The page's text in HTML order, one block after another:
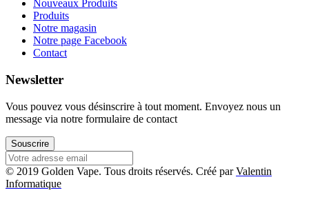
Nouveaux Produits
Produits
Notre magasin
Notre page Facebook
Contact
Newsletter
Vous pouvez vous désinscrire à tout moment. Envoyez nous un
message via notre formulaire de contact
Souscrire
© 2019 Golden Vape. Tous droits réservés. Créé parValentin
Informatique